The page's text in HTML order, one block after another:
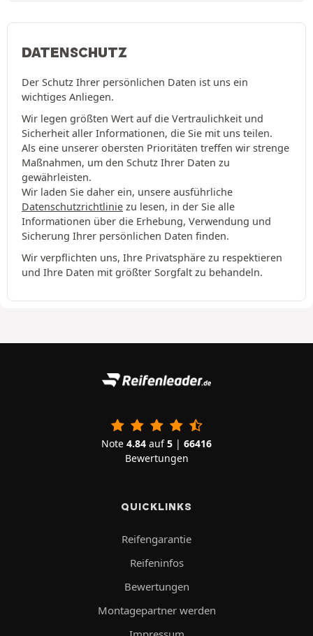
DATENSCHUTZ
Der Schutz Ihrer persönlichen Daten ist uns ein
wichtiges Anliegen.
Wir legen größten Wert auf die Vertraulichkeit und
Sicherheit aller Informationen, die Sie mit uns teilen.
Als eine unserer obersten Prioritäten treffen wir strenge
Maßnahmen, um den Schutz Ihrer Daten zu
gewährleisten.
Wir laden Sie daher ein, unsere ausführliche
Datenschutzrichtlinie zu lesen, in der Sie alle
Informationen über die Erhebung, Verwendung und
Sicherung Ihrer persönlichen Daten finden.
Wir verpflichten uns, Ihre Privatsphäre zu respektieren
und Ihre Daten mit größter Sorgfalt zu behandeln.
Note 4.84 auf5 | 66416
Bewertungen
QUICKLINKS
Reifengarantie
Reifeninfos
Bewertungen
Montagepartner werden